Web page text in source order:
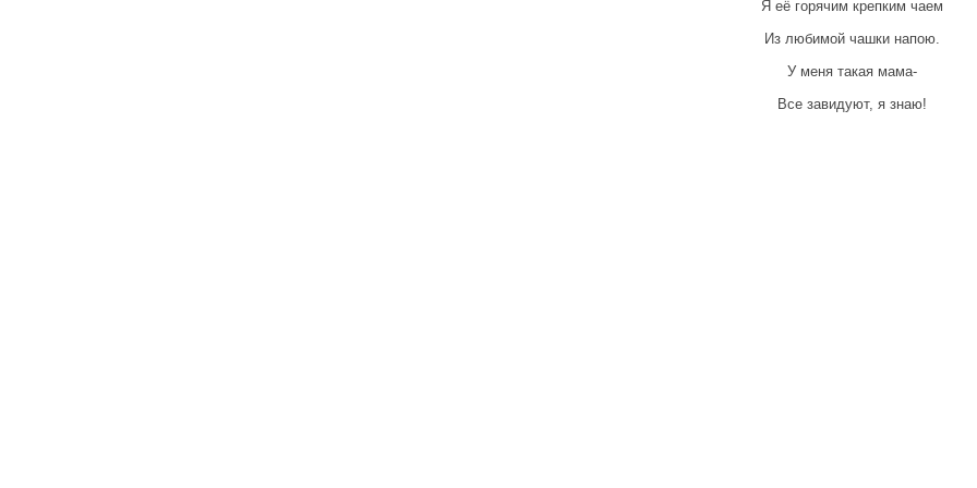
Я её горячим крепким чаем
Из любимой чашки напою.
У меня такая мама-
Все завидуют, я знаю!